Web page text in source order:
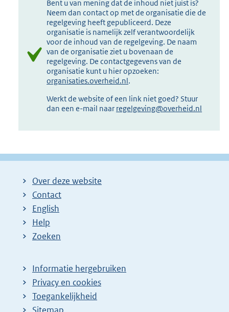
Bent u van mening dat de inhoud niet juist is?
Neem dan contact op met de organisatie die de
regelgeving heeft gepubliceerd. Deze
organisatie is namelijk zelf verantwoordelijk
voor de inhoud van de regelgeving. De naam
van de organisatie ziet u bovenaan de
regelgeving. De contactgegevens van de
organisatie kunt u hier opzoeken:
organisaties.overheid.nl.
Werkt de website of een link niet goed? Stuur
dan een e-mail naar regelgeving@overheid.nl
Over deze website
Contact
English
Help
Zoeken
Informatie hergebruiken
Privacy en cookies
Toegankelijkheid